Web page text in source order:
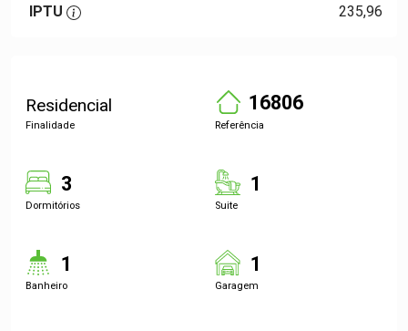
IPTU
235,96
Residencial
Finalidade
16806
Referência
3
Dormitórios
1
Suite
1
Banheiro
1
Garagem